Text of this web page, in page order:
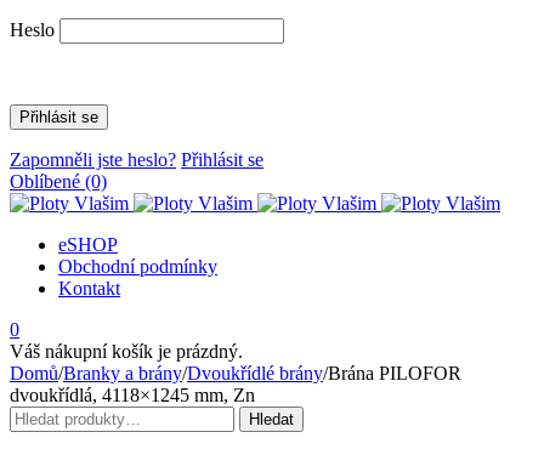
Heslo
Zapomněli jste heslo? Přihlásit se
Oblíbené (0)
eSHOP
Obchodní podmínky
Kontakt
0
Váš nákupní košík je prázdný.
Domů/Branky a brány/Dvoukřídlé brány/Brána PILOFOR
dvoukřídlá, 4118×1245 mm, Zn
Hledat:
Hledat